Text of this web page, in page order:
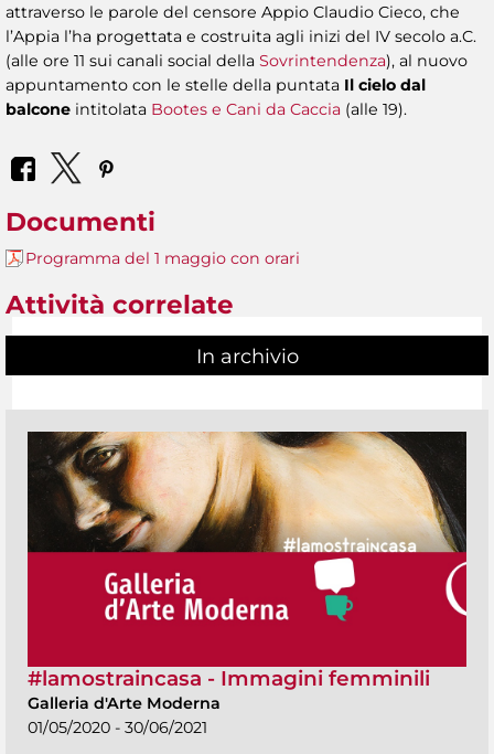
attraverso le parole del censore Appio Claudio Cieco, che
l’Appia l’ha progettata e costruita agli inizi del IV secolo a.C.
(alle ore 11 sui canali social della Sovrintendenza), al nuovo
appuntamento con le stelle della puntata Il cielo dal
balcone intitolata Bootes e Cani da Caccia (alle 19).
Documenti
Programma del 1 maggio con orari
Attività correlate
In archivio
#lamostraincasa - Immagini femminili
Galleria d'Arte Moderna
01/05/2020 - 30/06/2021